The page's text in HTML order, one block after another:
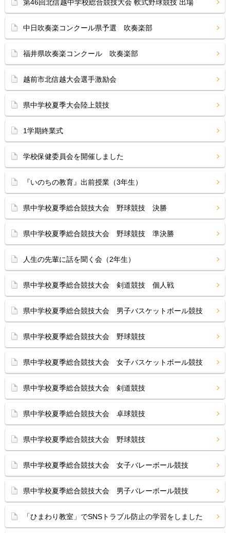
第46回北信越中学校総合競技大会 軟式野球競技 出場
中日吹奏楽コンクール県予選 吹奏楽部
福井県吹奏楽コンクール 吹奏楽部
越前市北信越大会選手激励会
県中学校夏季大会陸上競技
1学期終業式
学校保健委員会を開催しました
『いのちの教育』出前授業（3年生）
県中学校夏季総合競技大会 野球競技 決勝
県中学校夏季総合競技大会 野球競技 準決勝
人生の先輩に話を聞く会（2年生）
県中学校夏季総合競技大会 剣道競技 個人戦
県中学校夏季総合競技大会 男子バスケットボール競技
県中学校夏季総合競技大会 野球競技
県中学校夏季総合競技大会 女子バスケットボール競技
県中学校夏季総合競技大会 剣道競技
県中学校夏季総合競技大会 卓球競技
県中学校夏季総合競技大会 野球競技
県中学校夏季総合競技大会 女子バレーボール競技
県中学校夏季総合競技大会 男子バレーボール競技
「ひまわり教室」でSNSトラブル防止の学習をしました